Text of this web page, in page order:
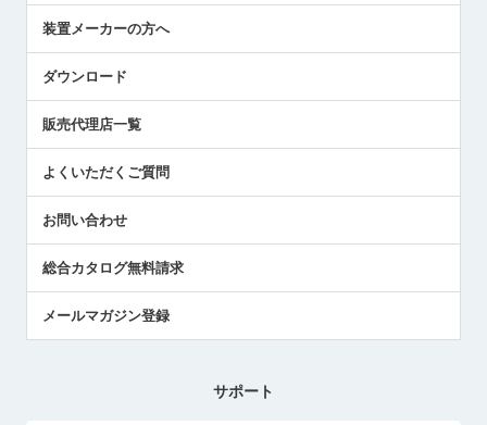
採用情報
国/地域/言語
エアマイクロセンサ製品
メトロールの技術
社員ブログ
中小企業のBCP地震対策
センサのテクニカルガイド
社長ブログ
装置メーカーの方へ
ダウンロード
販売代理店一覧
よくいただくご質問
お問い合わせ
総合カタログ無料請求
メールマガジン登録
サポート